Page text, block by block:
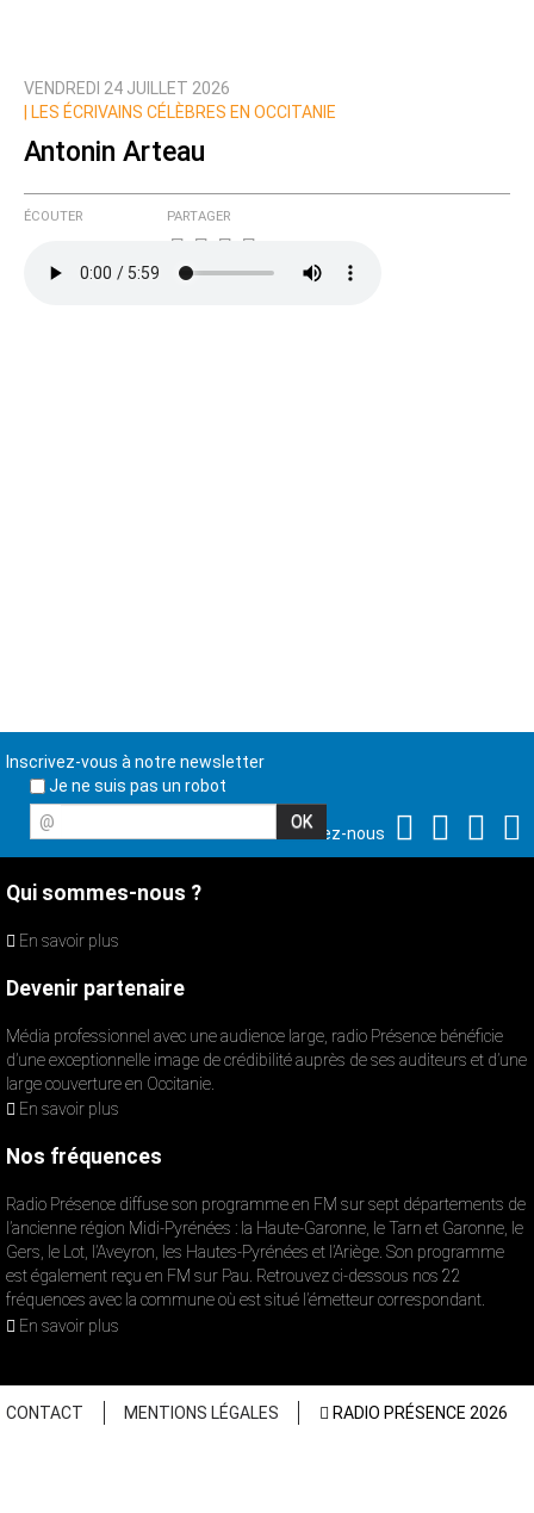
VENDREDI 24 JUILLET 2026
LES ÉCRIVAINS CÉLÈBRES EN OCCITANIE
Antonin Arteau
ÉCOUTER PARTAGER
Inscrivez-vous à notre newsletter
Je ne suis pas un robot
@
Suivez-nous
Qui sommes-nous ?
En savoir plus
Devenir partenaire
Média professionnel avec une audience large, radio Présence bénéficie
d’une exceptionnelle image de crédibilité auprès de ses auditeurs et d’une
large couverture en Occitanie.
En savoir plus
Nos fréquences
Radio Présence diffuse son programme en FM sur sept départements de
l’ancienne région Midi-Pyrénées : la Haute-Garonne, le Tarn et Garonne, le
Gers, le Lot, l’Aveyron, les Hautes-Pyrénées et l’Ariège. Son programme
est également reçu en FM sur Pau. Retrouvez ci-dessous nos 22
fréquences avec la commune où est situé l’émetteur correspondant.
En savoir plus
CONTACT MENTIONS LÉGALES RADIO PRÉSENCE 2026